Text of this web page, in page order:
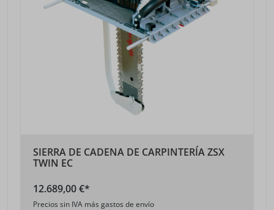
SIERRA DE CADENA DE CARPINTERÍA ZSX
TWIN EC
12.689,00 €*
Precios sin IVA más gastos de envío